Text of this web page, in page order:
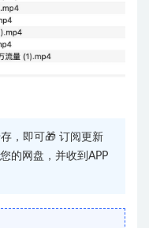
，即可🎁 订阅更新
的网盘，并收到APP